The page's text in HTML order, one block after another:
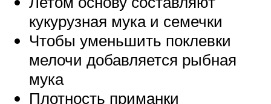
кукурузная мука и семечки
Чтобы уменьшить поклевки
мелочи добавляется рыбная
мука
Плотность приманки